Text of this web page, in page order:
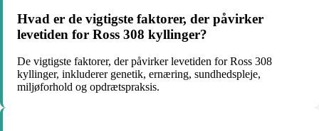
Hvad er de vigtigste faktorer, der påvirker
levetiden for Ross 308 kyllinger?
De vigtigste faktorer, der påvirker levetiden for Ross 308
kyllinger, inkluderer genetik, ernæring, sundhedspleje,
miljøforhold og opdrætspraksis.